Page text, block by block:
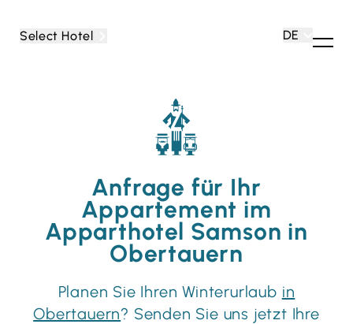
Select Hotel DE
Anfrage für Ihr
Appartement im
Apparthotel Samson in
Obertauern
Planen Sie Ihren Winterurlaub in
Obertauern? Senden Sie uns jetzt Ihre